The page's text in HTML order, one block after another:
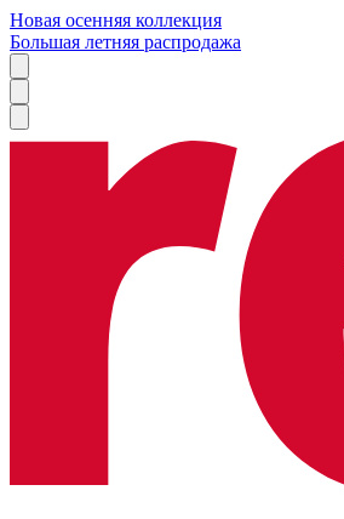
Новая осенняя коллекция
Большая летняя распродажа